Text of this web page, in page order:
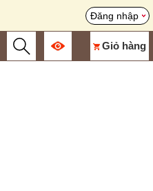
Đăng nhập
Giỏ hàng